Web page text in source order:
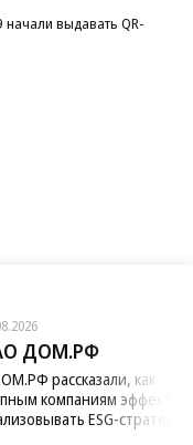
выдавать QR-
ДОМ.РФ
рассказали, как
компаниям
ESG-стратегию